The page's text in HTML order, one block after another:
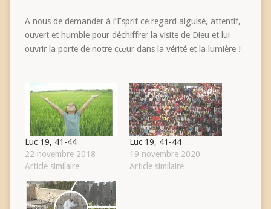
A nous de demander à l’Esprit ce regard aiguisé, attentif,
ouvert et humble pour déchiffrer la visite de Dieu et lui
ouvrir la porte de notre cœur dans la vérité et la lumière !
Luc 19, 41-44
22 novembre 2018
Article similaire
Luc 19, 41-44
19 novembre 2020
Article similaire